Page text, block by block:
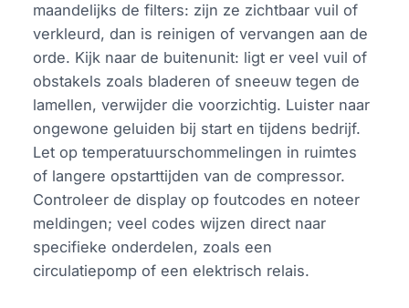
maandelijks de filters: zijn ze zichtbaar vuil of
verkleurd, dan is reinigen of vervangen aan de
orde. Kijk naar de buitenunit: ligt er veel vuil of
obstakels zoals bladeren of sneeuw tegen de
lamellen, verwijder die voorzichtig. Luister naar
ongewone geluiden bij start en tijdens bedrijf.
Let op temperatuurschommelingen in ruimtes
of langere opstarttijden van de compressor.
Controleer de display op foutcodes en noteer
meldingen; veel codes wijzen direct naar
specifieke onderdelen, zoals een
circulatiepomp of een elektrisch relais.